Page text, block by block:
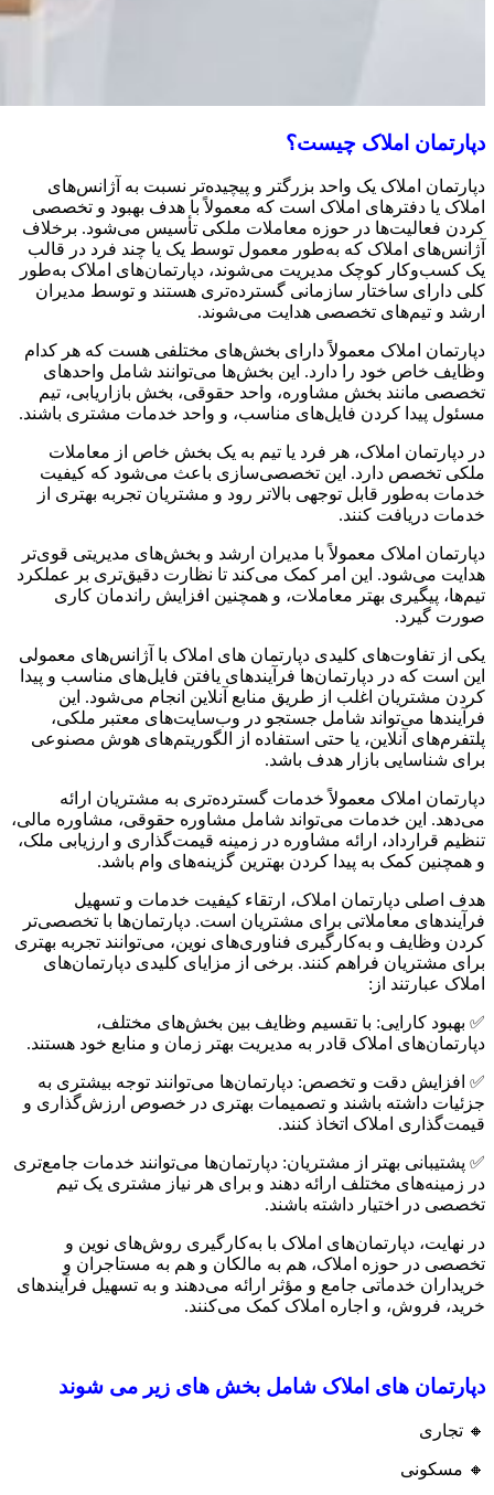
دپارتمان‌ املاک چیست؟
دپارتمان‌ املاک یک واحد بزرگتر و پیچیده‌تر نسبت به آژانس‌های
املاک یا دفترهای املاک است که معمولاً با هدف بهبود و تخصصی
کردن فعالیت‌ها در حوزه معاملات ملکی تأسیس می‌شود. برخلاف
آژانس‌های املاک که به‌طور معمول توسط یک یا چند فرد در قالب
یک کسب‌وکار کوچک مدیریت می‌شوند، دپارتمان‌های املاک به‌طور
کلی دارای ساختار سازمانی گسترده‌تری هستند و توسط مدیران
ارشد و تیم‌های تخصصی هدایت می‌شوند.
دپارتمان املاک معمولاً دارای بخش‌های مختلفی هست که هر کدام
وظایف خاص خود را دارد. این بخش‌ها می‌توانند شامل واحدهای
تخصصی مانند بخش مشاوره، واحد حقوقی، بخش بازاریابی، تیم
مسئول پیدا کردن فایل‌های مناسب، و واحد خدمات مشتری باشند.
در دپارتمان املاک، هر فرد یا تیم به یک بخش خاص از معاملات
ملکی تخصص دارد. این تخصصی‌سازی باعث می‌شود که کیفیت
خدمات به‌طور قابل توجهی بالاتر رود و مشتریان تجربه بهتری از
خدمات دریافت کنند.
دپارتمان املاک معمولاً با مدیران ارشد و بخش‌های مدیریتی قوی‌تر
هدایت می‌شود. این امر کمک می‌کند تا نظارت دقیق‌تری بر عملکرد
تیم‌ها، پیگیری بهتر معاملات، و همچنین افزایش راندمان کاری
صورت گیرد.
یکی از تفاوت‌های کلیدی دپارتمان های املاک با آژانس‌های معمولی
این است که در دپارتمان‌ها فرآیندهای یافتن فایل‌های مناسب و پیدا
کردن مشتریان اغلب از طریق منابع آنلاین انجام می‌شود. این
فرآیندها می‌تواند شامل جستجو در وب‌سایت‌های معتبر ملکی،
پلتفرم‌های آنلاین، یا حتی استفاده از الگوریتم‌های هوش مصنوعی
برای شناسایی بازار هدف باشد.
دپارتمان املاک معمولاً خدمات گسترده‌تری به مشتریان ارائه
می‌دهد. این خدمات می‌تواند شامل مشاوره حقوقی، مشاوره مالی،
تنظیم قرارداد، ارائه مشاوره در زمینه قیمت‌گذاری و ارزیابی ملک،
و همچنین کمک به پیدا کردن بهترین گزینه‌های وام باشد.
هدف اصلی دپارتمان املاک، ارتقاء کیفیت خدمات و تسهیل
فرآیندهای معاملاتی برای مشتریان است. دپارتمان‌ها با تخصصی‌تر
کردن وظایف و به‌کارگیری فناوری‌های نوین، می‌توانند تجربه بهتری
برای مشتریان فراهم کنند. برخی از مزایای کلیدی دپارتمان‌های
املاک عبارتند از:
✅ بهبود کارایی: با تقسیم وظایف بین بخش‌های مختلف،
دپارتمان‌های املاک قادر به مدیریت بهتر زمان و منابع خود هستند.
✅ افزایش دقت و تخصص: دپارتمان‌ها می‌توانند توجه بیشتری به
جزئیات داشته باشند و تصمیمات بهتری در خصوص ارزش‌گذاری و
قیمت‌گذاری املاک اتخاذ کنند.
✅ پشتیبانی بهتر از مشتریان: دپارتمان‌ها می‌توانند خدمات جامع‌تری
در زمینه‌های مختلف ارائه دهند و برای هر نیاز مشتری یک تیم
تخصصی در اختیار داشته باشند.
در نهایت، دپارتمان‌های املاک با به‌کارگیری روش‌های نوین و
تخصصی در حوزه املاک، هم به مالکان و هم به مستاجران و
خریداران خدماتی جامع و مؤثر ارائه می‌دهند و به تسهیل فرآیندهای
خرید، فروش، و اجاره املاک کمک می‌کنند.
دپارتمان های املاک شامل بخش های زیر می شوند
🔸 تجاری
🔸 مسکونی